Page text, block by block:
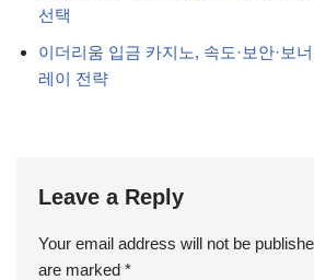
선택
이더리움 입금 카지노, 속도·보안·보
레이 전략
Leave a Reply
Your email address will not be
are marked *